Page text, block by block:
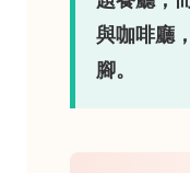
與咖啡廳
腳。